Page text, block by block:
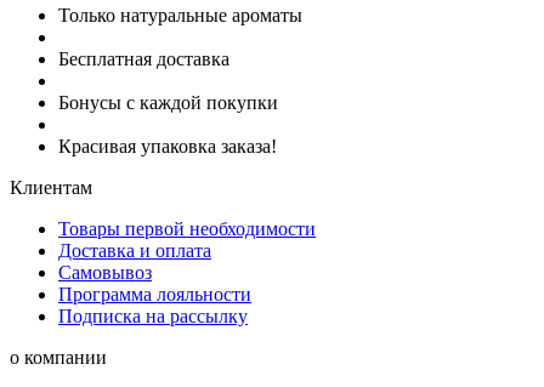
Только натуральные ароматы
Бесплатная доставка
Бонусы с каждой покупки
Красивая упаковка заказа!
Клиентам
Товары первой необходимости
Доставка и оплата
Самовывоз
Программа лояльности
Подписка на рассылку
о компании